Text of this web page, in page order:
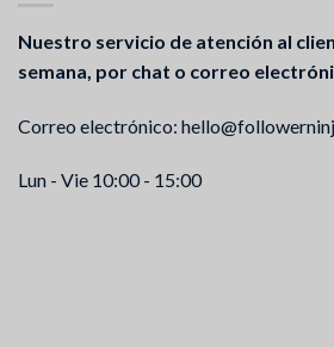
Nuestro servicio de atención al
semana, por chat o correo
Correo electrónico:
Lun - Vie 10:00 - 15:00